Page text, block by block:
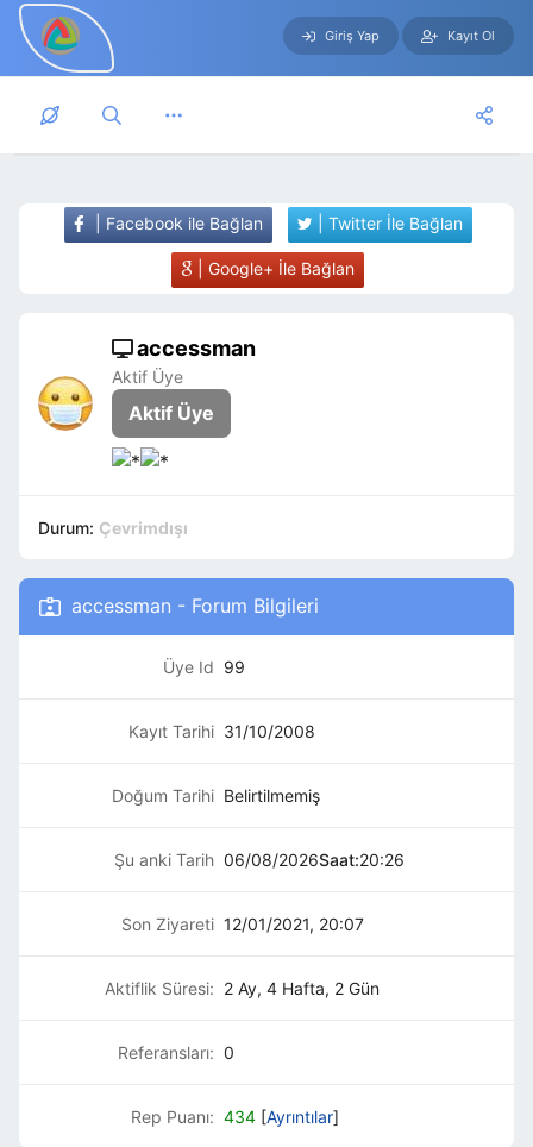
Skip to main content
Giriş Yap Kayıt Ol
| Facebook ile Bağlan | Twitter İle Bağlan
| Google+ İle Bağlan
accessman
Aktif Üye
Aktif Üye
Durum: Çevrimdışı
accessman - Forum Bilgileri
Üye Id 99
Kayıt Tarihi 31/10/2008
Doğum Tarihi Belirtilmemiş
Şu anki Tarih 06/08/2026Saat:20:26
Son Ziyareti 12/01/2021, 20:07
Aktiflik Süresi: 2 Ay, 4 Hafta, 2 Gün
Referansları: 0
Rep Puanı: 434 [Ayrıntılar]